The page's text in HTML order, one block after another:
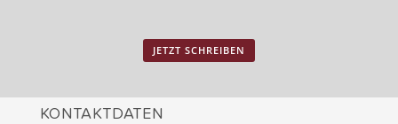
JETZT SCHREIBEN
KONTAKTDATEN